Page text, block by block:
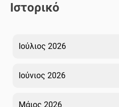
Ιστορικό
Ιούλιος 2026
Ιούνιος 2026
Μάιος 2026